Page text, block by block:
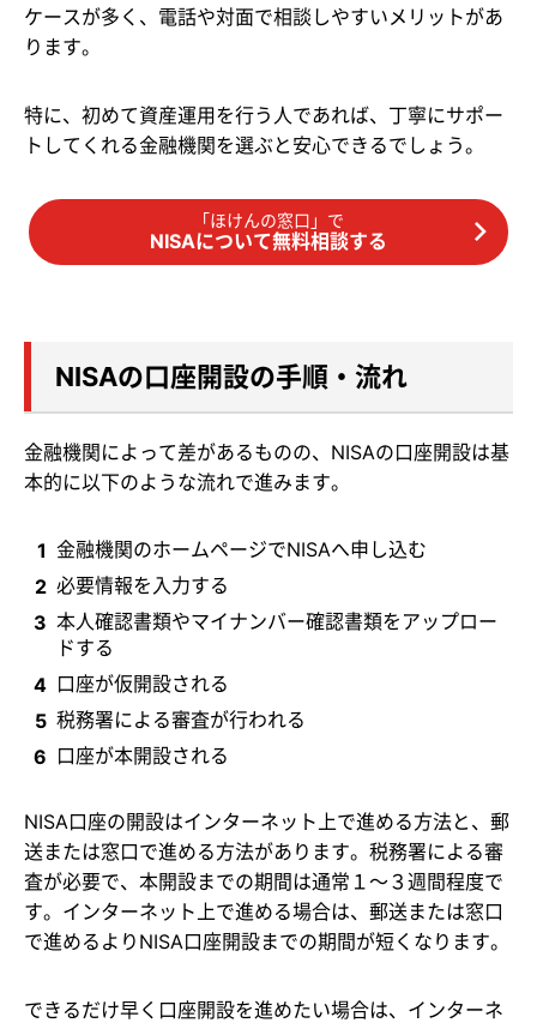
ケースが多く、電話や対面で相談しやすいメリットがあ
ります。
特に、初めて資産運用を行う人であれば、丁寧にサポー
トしてくれる金融機関を選ぶと安心できるでしょう。
「ほけんの窓口」で
NISAについて無料相談する
NISAの口座開設の手順・流れ
金融機関によって差があるものの、NISAの口座開設は基
本的に以下のような流れで進みます。
金融機関のホームページでNISAへ申し込む
必要情報を入力する
本人確認書類やマイナンバー確認書類をアップロー
ドする
口座が仮開設される
税務署による審査が行われる
口座が本開設される
NISA口座の開設はインターネット上で進める方法と、郵
送または窓口で進める方法があります。税務署による審
査が必要で、本開設までの期間は通常１～３週間程度で
す。インターネット上で進める場合は、郵送または窓口
で進めるよりNISA口座開設までの期間が短くなります。
できるだけ早く口座開設を進めたい場合は、インターネ